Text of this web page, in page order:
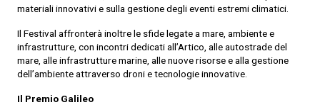
materiali innovativi e sulla gestione degli eventi estremi climatici.
Il Festival affronterà inoltre le sfide legate a mare, ambiente e
infrastrutture, con incontri dedicati all’Artico, alle autostrade del
mare, alle infrastrutture marine, alle nuove risorse e alla gestione
dell’ambiente attraverso droni e tecnologie innovative.
Il Premio Galileo